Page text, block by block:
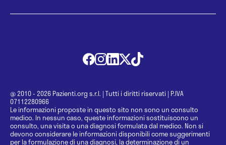
@ 2010 - 2026 Pazienti.org s.r.l. | Tutti i diritti riservati | P.IVA
07112280966
Le informazioni proposte in questo sito non sono un consulto
medico. In nessun caso, queste informazioni sostituiscono un
consulto, una visita o una diagnosi formulata dal medico. Non si
devono considerare le informazioni disponibili come suggerimenti
per la formulazione di una diagnosi, la determinazione di un